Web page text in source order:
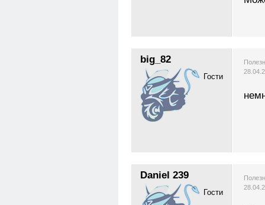
big_82
Гости
Daniel 239
Гости